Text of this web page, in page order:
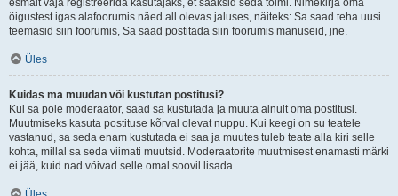
esmalt vaja registreerida kasutajaks, et saaksid seda toimi. Nimekirja oma
õigustest igas alafoorumis näed all olevas jaluses, näiteks: Sa saad teha uusi
teemasid siin foorumis, Sa saad postitada siin foorumis manuseid, jne.
Üles
Kuidas ma muudan või kustutan postitusi?
Kui sa pole moderaator, saad sa kustutada ja muuta ainult oma postitusi.
Muutmiseks kasuta postituse kõrval olevat nuppu. Kui keegi on su teatele
vastanud, sa seda enam kustutada ei saa ja muutes tuleb teate alla kiri selle
kohta, millal sa seda viimati muutsid. Moderaatorite muutmisest enamasti märki
ei jää, kuid nad võivad selle omal soovil lisada.